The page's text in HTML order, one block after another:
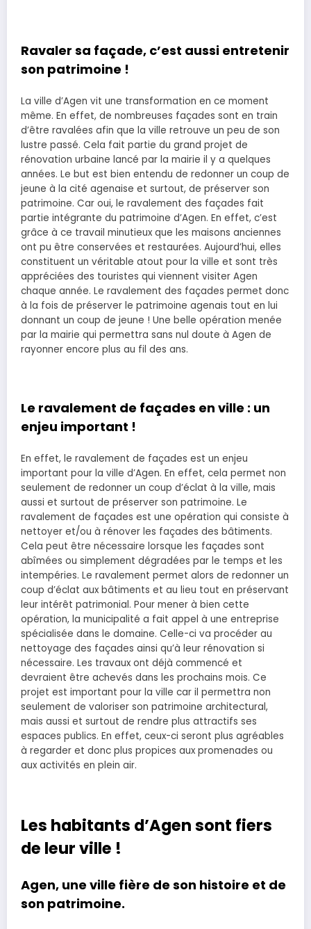
Ravaler sa façade, c’est aussi entretenir
son patrimoine !
La ville d’Agen vit une transformation en ce moment
même. En effet, de nombreuses façades sont en train
d’être ravalées afin que la ville retrouve un peu de son
lustre passé. Cela fait partie du grand projet de
rénovation urbaine lancé par la mairie il y a quelques
années. Le but est bien entendu de redonner un coup de
jeune à la cité agenaise et surtout, de préserver son
patrimoine. Car oui, le ravalement des façades fait
partie intégrante du patrimoine d’Agen. En effet, c’est
grâce à ce travail minutieux que les maisons anciennes
ont pu être conservées et restaurées. Aujourd’hui, elles
constituent un véritable atout pour la ville et sont très
appréciées des touristes qui viennent visiter Agen
chaque année. Le ravalement des façades permet donc
à la fois de préserver le patrimoine agenais tout en lui
donnant un coup de jeune ! Une belle opération menée
par la mairie qui permettra sans nul doute à Agen de
rayonner encore plus au fil des ans.
Le ravalement de façades en ville : un
enjeu important !
En effet, le ravalement de façades est un enjeu
important pour la ville d’Agen. En effet, cela permet non
seulement de redonner un coup d’éclat à la ville, mais
aussi et surtout de préserver son patrimoine. Le
ravalement de façades est une opération qui consiste à
nettoyer et/ou à rénover les façades des bâtiments.
Cela peut être nécessaire lorsque les façades sont
abîmées ou simplement dégradées par le temps et les
intempéries. Le ravalement permet alors de redonner un
coup d’éclat aux bâtiments et au lieu tout en préservant
leur intérêt patrimonial. Pour mener à bien cette
opération, la municipalité a fait appel à une entreprise
spécialisée dans le domaine. Celle-ci va procéder au
nettoyage des façades ainsi qu’à leur rénovation si
nécessaire. Les travaux ont déjà commencé et
devraient être achevés dans les prochains mois. Ce
projet est important pour la ville car il permettra non
seulement de valoriser son patrimoine architectural,
mais aussi et surtout de rendre plus attractifs ses
espaces publics. En effet, ceux-ci seront plus agréables
à regarder et donc plus propices aux promenades ou
aux activités en plein air.
Les habitants d’Agen sont fiers
de leur ville !
Agen, une ville fière de son histoire et de
son patrimoine.